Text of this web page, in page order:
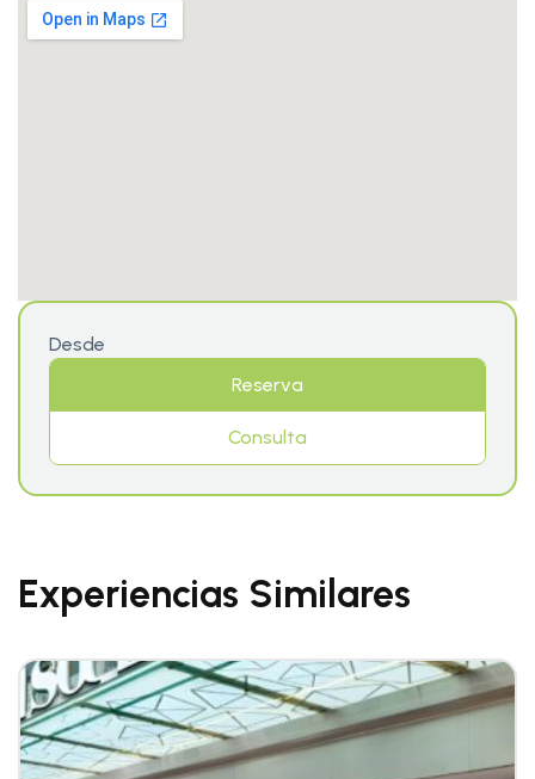
Desde
Reserva
Consulta
Experiencias Similares